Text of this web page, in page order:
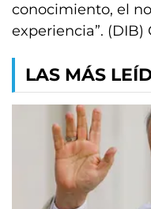
conocimiento, el
experiencia”. (DIB)
LAS MÁS